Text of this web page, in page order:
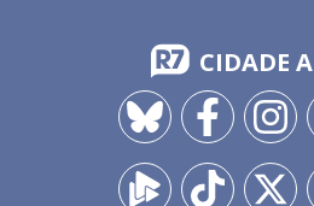
CIDADE